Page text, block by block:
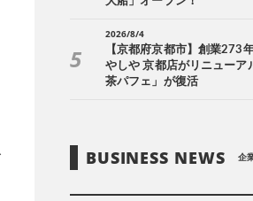
2026/8/4
【京都府京都市】創業273
やしや 京都店がリニューア
茶パフェ」が復活
BUSINESS NEWS 企